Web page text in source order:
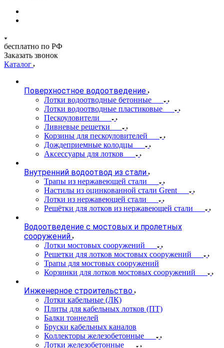
бесплатно по РФ
Заказать звонок
Каталог
Поверхностное водоотведение
Лотки водоотводные бетонные
Лотки водоотводные пластиковые
Пескоуловители
Ливневые решетки
Корзины для пескоуловителей
Дождеприемные колодцы
Аксессуары для лотков
Внутренний водоотвод из стали
Трапы из нержавеющей стали
Настилы из оцинкованной стали Grent
Лотки из нержавеющей стали
Решётки для лотков из нержавеющей стали
Водоотведение с мостовых и пролетных
сооружений
Лотки мостовых сооружений
Решетки для лотков мостовых сооружений
Трапы для мостовых сооружений
Корзинки для лотков мостовых сооружений
Инженерное строительство
Лотки кабельные (ЛК)
Плиты для кабельных лотков (ПТ)
Балки тоннелей
Бруски кабельных каналов
Коллекторы железобетонные
Лотки железобетонные